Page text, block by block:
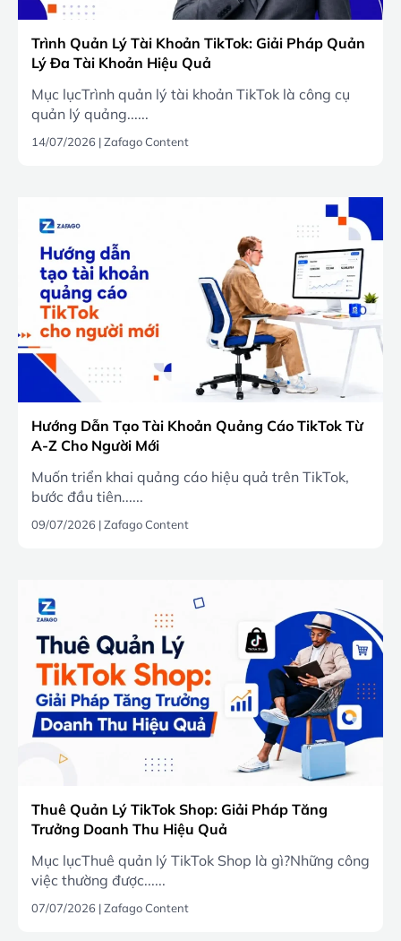
Trình Quản Lý Tài Khoản TikTok: Giải Pháp Quản
Lý Đa Tài Khoản Hiệu Quả
Mục lụcTrình quản lý tài khoản TikTok là công cụ
quản lý quảng......
14/07/2026 |Zafago Content
Hướng Dẫn Tạo Tài Khoản Quảng Cáo TikTok Từ
A-Z Cho Người Mới
Muốn triển khai quảng cáo hiệu quả trên TikTok,
bước đầu tiên......
09/07/2026 |Zafago Content
Thuê Quản Lý TikTok Shop: Giải Pháp Tăng
Trưởng Doanh Thu Hiệu Quả
Mục lụcThuê quản lý TikTok Shop là gì?Những công
việc thường được......
07/07/2026 |Zafago Content